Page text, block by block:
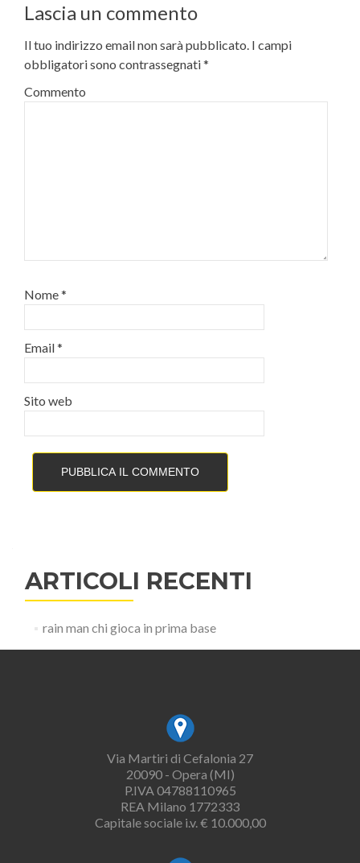
Lascia un commento
Il tuo indirizzo email non sarà pubblicato. I campi
obbligatori sono contrassegnati*
Commento
Nome*
Email*
Sito web
ARTICOLI RECENTI
rain man chi gioca in prima base
Via Martiri di Cefalonia 27
20090 - Opera (MI)
P.IVA 04788110965
REA Milano 1772333
Capitale sociale i.v. € 10.000,00